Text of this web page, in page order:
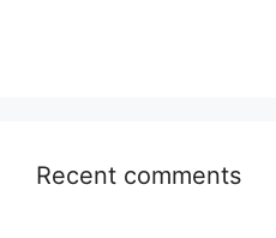
Recent comments